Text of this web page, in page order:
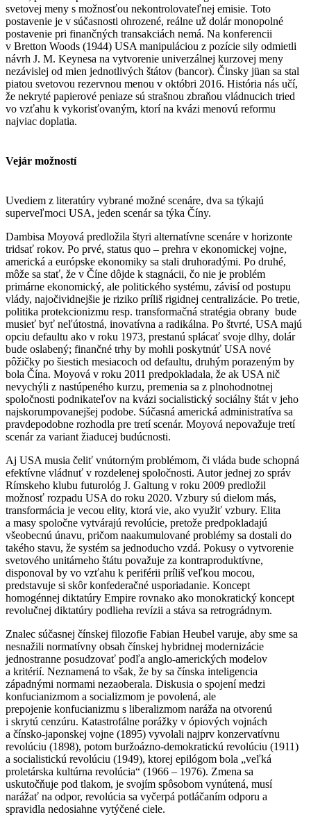
svetovej meny s možnosťou nekontrolovateľnej emisie. Toto
postavenie je v súčasnosti ohrozené, reálne už dolár monopolné
postavenie pri finančných transakciách nemá. Na konferencii
v Bretton Woods (1944) USA manipuláciou z pozície sily odmietli
návrh J. M. Keynesa na vytvorenie univerzálnej kurzovej meny
nezávislej od mien jednotlivých štátov (bancor). Činsky jüan sa stal
piatou svetovou rezervnou menou v októbri 2016. História nás učí,
že nekryté papierové peniaze sú strašnou zbraňou vládnucich tried
vo vzťahu k vykorisťovaným, ktorí na kvázi menovú reformu
najviac doplatia.
Vejár možností
Uvediem z literatúry vybrané možné scenáre, dva sa týkajú
superveľmoci USA, jeden scenár sa týka Číny.
Dambisa Moyová predložila štyri alternatívne scenáre v horizonte
tridsať rokov. Po prvé, status quo – prehra v ekonomickej vojne,
americká a európske ekonomiky sa stali druhoradými. Po druhé,
môže sa stať, že v Číne dôjde k stagnácii, čo nie je problém
primárne ekonomický, ale politického systému, závisí od postupu
vlády, najočividnejšie je riziko príliš rigidnej centralizácie. Po tretie,
politika protekcionizmu resp. transformačná stratégia obrany bude
musieť byť neľútostná, inovatívna a radikálna. Po štvrté, USA majú
opciu defaultu ako v roku 1973, prestanú splácať svoje dlhy, dolár
bude oslabený; finančné trhy by mohli poskytnúť USA nové
pôžičky po šiestich mesiacoch od defaultu, druhým porazeným by
bola Čína. Moyová v roku 2011 predpokladala, že ak USA nič
nevychýli z nastúpeného kurzu, premenia sa z plnohodnotnej
spoločnosti podnikateľov na kvázi socialistický sociálny štát v jeho
najskorumpovanejšej podobe. Súčasná americká administratíva sa
pravdepodobne rozhodla pre tretí scenár. Moyová nepovažuje tretí
scenár za variant žiaducej budúcnosti.
Aj USA musia čeliť vnútorným problémom, či vláda bude schopná
efektívne vládnuť v rozdelenej spoločnosti. Autor jednej zo správ
Rímskeho klubu futurológ J. Galtung v roku 2009 predložil
možnosť rozpadu USA do roku 2020. Vzbury sú dielom más,
transformácia je vecou elity, ktorá vie, ako využiť vzbury. Elita
a masy spoločne vytvárajú revolúcie, pretože predpokladajú
všeobecnú únavu, pričom naakumulované problémy sa dostali do
takého stavu, že systém sa jednoducho vzdá. Pokusy o vytvorenie
svetového unitárneho štátu považuje za kontraproduktívne,
disponoval by vo vzťahu k periférii príliš veľkou mocou,
predstavuje si skôr konfederačné usporiadanie. Koncept
homogénnej diktatúry Empire rovnako ako monokratický koncept
revolučnej diktatúry podlieha revízii a stáva sa retrográdnym.
Znalec súčasnej čínskej filozofie Fabian Heubel varuje, aby sme sa
nesnažili normatívny obsah čínskej hybridnej modernizácie
jednostranne posudzovať podľa anglo-amerických modelov
a kritérií. Neznamená to však, že by sa čínska inteligencia
západnými normami nezaoberala. Diskusia o spojení medzi
konfucianizmom a socializmom je povolená, ale
prepojenie konfucianizmu s liberalizmom naráža na otvorenú
i skrytú cenzúru. Katastrofálne porážky v ópiových vojnách
a čínsko-japonskej vojne (1895) vyvolali najprv konzervatívnu
revolúciu (1898), potom buržoázno-demokratickú revolúciu (1911)
a socialistickú revolúciu (1949), ktorej epilógom bola „veľká
proletárska kultúrna revolúcia“ (1966 – 1976). Zmena sa
uskutočňuje pod tlakom, je svojím spôsobom vynútená, musí
narážať na odpor, revolúcia sa vyčerpá potláčaním odporu a
spravidla nedosiahne vytýčené ciele.